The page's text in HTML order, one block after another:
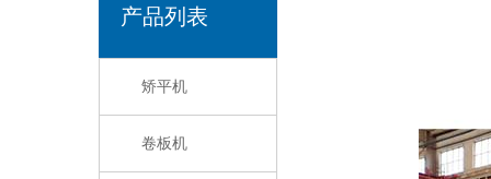
产品列表
矫平机
卷板机